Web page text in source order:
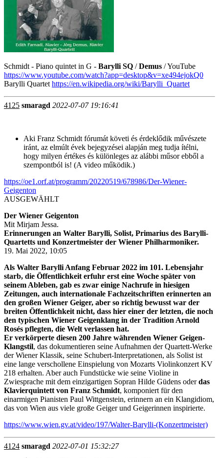
Schmidt - Piano quintet in G - Barylli SQ /Demus / YouTube
https://www.youtube.com/watch?app=desktop&v=xe494ejokQ0
Barylli Quartet https://en.wikipedia.org/wiki/Barylli_Quartet
4125 smaragd 2022-07-07 19:16:41
Aki Franz Schmidt fórumát követi és érdeklődik művészete
iránt, az elmúlt évek bejegyzései alapján meg tudja ítélni,
hogy milyen értékes és különleges az alábbi műsor ebből a
szempontból is! (A video működik.)
https://oe1.orf.at/programm/20220519/678986/Der-Wiener-
Geigenton
AUSGEWÄHLT
Der Wiener Geigenton
Mit Mirjam Jessa.
Erinnerungen an Walter Barylli, Solist, Primarius des Barylli-
Quartetts und Konzertmeister der Wiener Philharmoniker.
19. Mai 2022, 10:05
Als Walter Barylli Anfang Februar 2022 im 101. Lebensjahr
starb, die Öffentlichkeit erfuhr erst eine Woche später von
seinem Ableben, gab es zwar einige Nachrufe in hiesigen
Zeitungen, auch internationale Fachzeitschriften erinnerten an
den großen Wiener Geiger, aber so richtig bewusst war der
breiten Öffentlichkeit nicht, dass hier einer der letzten, die noch
den typischen Wiener Geigenklang in der Tradition Arnold
Rosés pflegten, die Welt verlassen hat.
Er verkörperte diesen 200 Jahre währenden Wiener Geigen-
Klangstil, das dokumentieren seine Aufnahmen der Quartett-Werke
der Wiener Klassik, seine Schubert-Interpretationen, als Solist ist
eine lange verschollene Einspielung von Mozarts Violinkonzert KV
218 erhalten. Aber auch Fundstücke wie seine Violine in
Zwiesprache mit dem einzigartigen Sopran Hilde Güdens oderdas
Klavierquintett von Franz Schmidt, komponiert für den
einarmigen Pianisten Paul Wittgenstein, erinnern an ein Klangidiom,
das von Wien aus viele große Geiger und Geigerinnen inspirierte.
https://www.wien.gv.at/video/197/Walter-Barylli-(Konzertmeister)
4124 smaragd 2022-07-01 15:32:27